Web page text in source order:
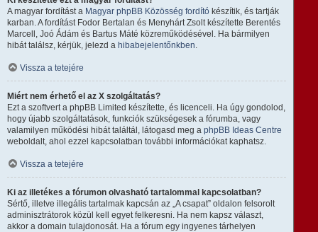
A magyar fordítást a Magyar phpBB Közösség fordító készítik, és tartják
karban. A fordítást Fodor Bertalan és Menyhárt Zsolt készítette Berentés
Marcell, Joó Ádám és Bartus Máté közreműködésével. Ha bármilyen
hibát találsz, kérjük, jelezd a hibabejelentőnkben.
Vissza a tetejére
Miért nem érhető el az X szolgáltatás?
Ezt a szoftvert a phpBB Limited készítette, és licenceli. Ha úgy gondolod,
hogy újabb szolgáltatások, funkciók szükségesek a fórumba, vagy
valamilyen működési hibát találtál, látogasd meg a phpBB Ideas Centre
weboldalt, ahol ezzel kapcsolatban további információkat kaphatsz.
Vissza a tetejére
Ki az illetékes a fórumon olvasható tartalommal kapcsolatban?
Sértő, illetve illegális tartalmak kapcsán az „A csapat” oldalon felsorolt
adminisztrátorok közül kell egyet felkeresni. Ha nem kapsz választ,
akkor a domain tulajdonosát. Ha a fórum egy ingyenes tárhelyen